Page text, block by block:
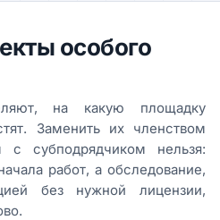
особого
на какую площадку
Заменить их членством
субподрядчиком нельзя:
работ, а обследование,
без нужной лицензии,